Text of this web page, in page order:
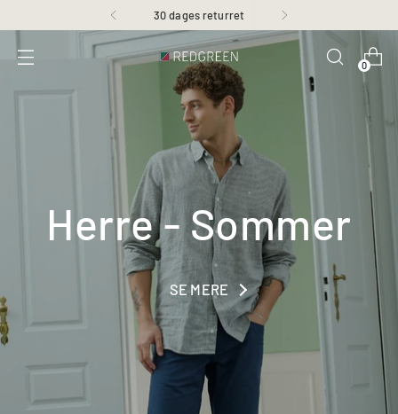
30 dages returret
0
Herre - Sommer
SE MERE